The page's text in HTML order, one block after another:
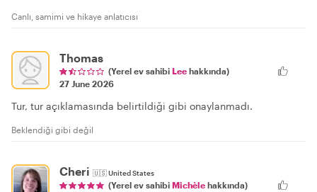
Canlı, samimi ve hikaye anlatıcısı
Thomas
(Yerel ev sahibi Lee hakkında)
27 June 2026
Tur, tur açıklamasında belirtildiği gibi onaylanmadı.
Beklendiği gibi değil
Cheri 🇺🇸United States
(Yerel ev sahibi Michèle hakkında)